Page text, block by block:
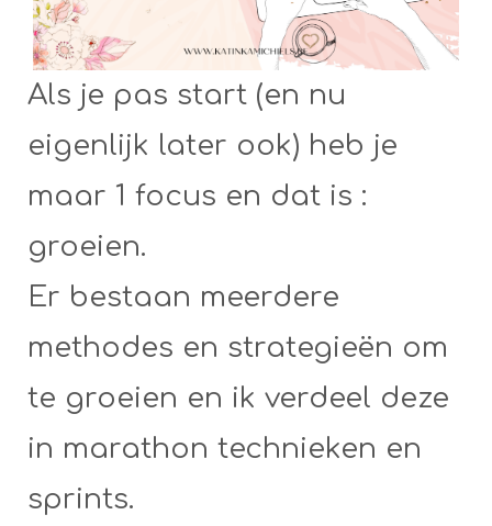
Als je pas start (en nu
eigenlijk later ook) heb je
maar 1 focus en dat is :
groeien.
Er bestaan meerdere
methodes en strategieën om
te groeien en ik verdeel deze
in marathon technieken en
sprints.